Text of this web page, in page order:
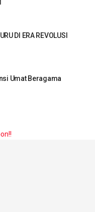
DI ERA REVOLUSI
Umat Beragama